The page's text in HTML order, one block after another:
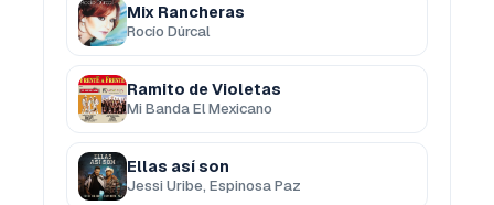
Mix Rancheras
Rocío Dúrcal
Ramito de Violetas
Mi Banda El Mexicano
Ellas así son
Jessi Uribe, Espinosa Paz